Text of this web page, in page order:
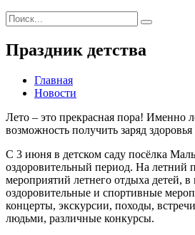
Праздник детства
Главная
Новости
Лето – это прекрасная пора! Именно
возможность получить заряд здоровья
С 3 июня в детском саду посёлка
оздоровительный период. На летний
мероприятий летнего отдыха детей,
оздоровительные и спортивные
концерты, экскурсии, походы,
людьми, различные конкурсы.